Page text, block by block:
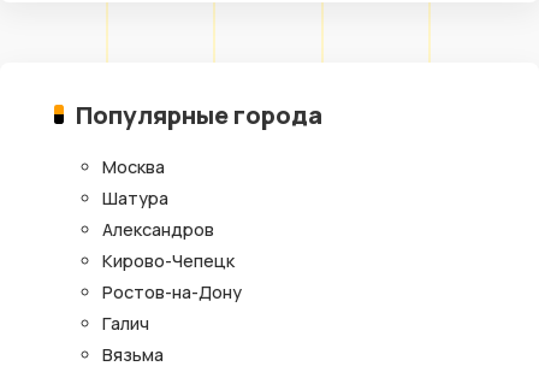
Популярные города
Москва
Шатура
Александров
Кирово-Чепецк
Ростов-на-Дону
Галич
Вязьма